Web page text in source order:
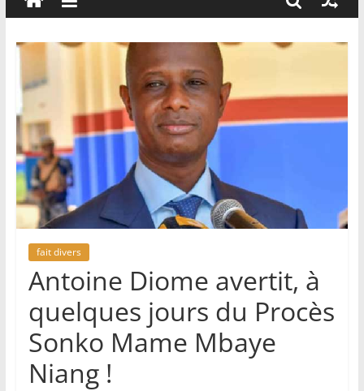
policière contre le narcotrafic
fait divers
Antoine Diome avertit, à
quelques jours du Procès
Sonko Mame Mbaye
Niang !